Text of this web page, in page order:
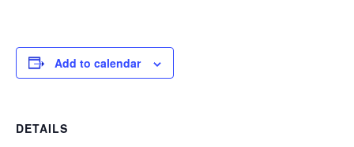
Add to calendar
DETAILS